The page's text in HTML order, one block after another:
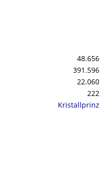
48.656
391.596
22.060
222
Kristallprinz